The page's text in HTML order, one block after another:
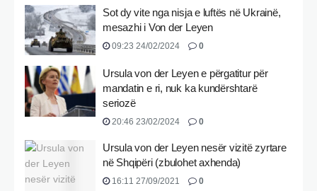
Sot dy vite nga nisja e luftës në Ukrainë,
mesazhi i Von der Leyen
09:23 24/02/2024 0
Ursula von der Leyen e përgatitur për
mandatin e ri, nuk ka kundërshtarë
seriozë
20:46 23/02/2024 0
Ursula von der Leyen nesër vizitë zyrtare
në Shqipëri (zbulohet axhenda)
16:11 27/09/2021 0